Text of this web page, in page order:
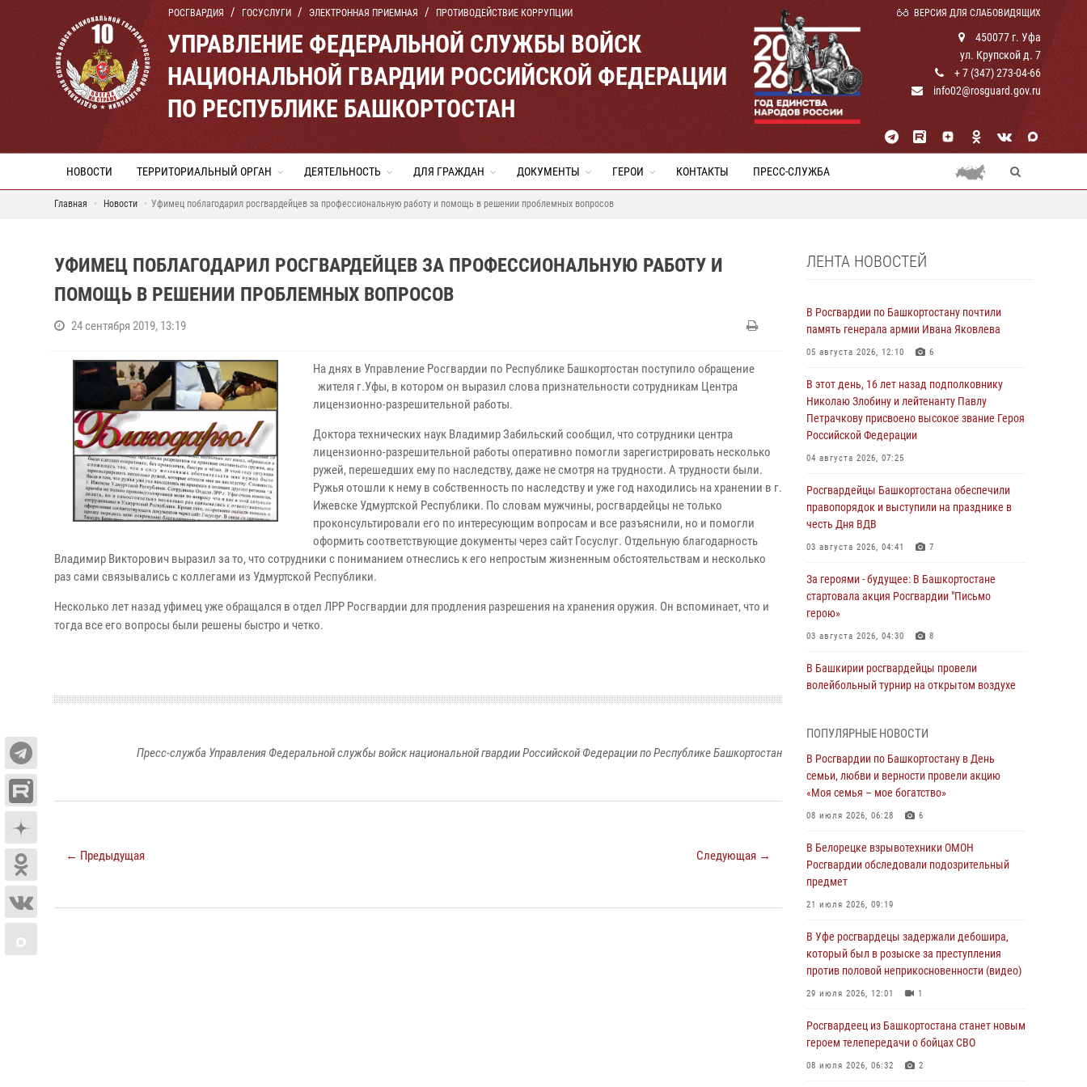
РОСГВАРДИЯ ГОСУСЛУГИ ЭЛЕКТРОННАЯ ПРИЕМНАЯ ПРОТИВОДЕЙСТВИЕ КОРРУПЦИИ ВЕРСИЯ ДЛЯ СЛАБОВИДЯЩИХ
УПРАВЛЕНИЕ ФЕДЕРАЛЬНОЙ СЛУЖБЫ ВОЙСК
НАЦИОНАЛЬНОЙ ГВАРДИИ РОССИЙСКОЙ ФЕДЕРАЦИИ
ПО РЕСПУБЛИКЕ БАШКОРТОСТАН
450077 г. Уфа
ул. Крупской д. 7
+ 7 (347) 273-04-66
info02@rosguard.gov.ru
НОВОСТИ ТЕРРИТОРИАЛЬНЫЙ ОРГАН ДЕЯТЕЛЬНОСТЬ ДЛЯ ГРАЖДАН ДОКУМЕНТЫ ГЕРОИ КОНТАКТЫ ПРЕСС-СЛУЖБА
Главная Новости Уфимец поблагодарил росгвардейцев за профессиональную работу и помощь в решении проблемных вопросов
УФИМЕЦ ПОБЛАГОДАРИЛ РОСГВАРДЕЙЦЕВ ЗА ПРОФЕССИОНАЛЬНУЮ РАБОТУ И
ПОМОЩЬ В РЕШЕНИИ ПРОБЛЕМНЫХ ВОПРОСОВ
24 сентября 2019, 13:19
На днях в Управление Росгвардии по Республике Башкортостан поступило обращение
жителя г.Уфы, в котором он выразил слова признательности сотрудникам Центра
лицензионно-разрешительной работы.
Доктора технических наук Владимир Забильский сообщил, что сотрудники центра
лицензионно-разрешительной работы оперативно помогли зарегистрировать несколько
ружей, перешедших ему по наследству, даже не смотря на трудности. А трудности были.
Ружья отошли к нему в собственность по наследству и уже год находились на хранении в г.
Ижевске Удмуртской Республики. По словам мужчины, росгвардейцы не только
проконсультировали его по интересующим вопросам и все разъяснили, но и помогли
оформить соответствующие документы через сайт Госуслуг. Отдельную благодарность
Владимир Викторович выразил за то, что сотрудники с пониманием отнеслись к его непростым жизненным обстоятельствам и несколько
раз сами связывались с коллегами из Удмуртской Республики.
Несколько лет назад уфимец уже обращался в отдел ЛРР Росгвардии для продления разрешения на хранения оружия. Он вспоминает, что и
тогда все его вопросы были решены быстро и четко.
Пресс-служба Управления Федеральной службы войск национальной гвардии Российской Федерации по Республике Башкортостан
← Предыдущая Следующая →
ЛЕНТА НОВОСТЕЙ
В Росгвардии по Башкортостану почтили
память генерала армии Ивана Яковлева
05 августа 2026, 12:10 6
В этот день, 16 лет назад подполковнику
Николаю Злобину и лейтенанту Павлу
Петрачкову присвоено высокое звание Героя
Российской Федерации
04 августа 2026, 07:25
Росгвардейцы Башкортостана обеспечили
правопорядок и выступили на празднике в
честь Дня ВДВ
03 августа 2026, 04:41 7
За героями - будущее: В Башкортостане
стартовала акция Росгвардии "Письмо
герою»
03 августа 2026, 04:30 8
В Башкирии росгвардейцы провели
волейбольный турнир на открытом воздухе
В Уфе росгвардейцы по горячим следам
задержали подозреваемого в открытом
хищении из аптеки (видео)
03 августа 2026, 04:15 1
комплектования Росгвардии Башкортостана
ответил на вопросы граждан
30 июля 2026, 12:54
который был в розыске за преступления
против половой неприкосновенности (видео)
29 июля 2026, 12:01 1
комплектования штаба Росгвардии
Башкортостана проведет прямую линию
29 июля 2026, 10:52
ПОПУЛЯРНЫЕ НОВОСТИ
В Росгвардии по Башкортостану в День
семьи, любви и верности провели акцию
«Моя семья – мое богатство»
08 июля 2026, 06:28 6
В Белорецке взрывотехники ОМОН
Росгвардии обследовали подозрительный
предмет
21 июля 2026, 09:19
В Уфе росгвардецы задержали дебошира,
который был в розыске за преступления
против половой неприкосновенности (видео)
29 июля 2026, 12:01 1
Росгвардеец из Башкортостана станет новым
героем телепередачи о бойцах СВО
08 июля 2026, 06:32 2